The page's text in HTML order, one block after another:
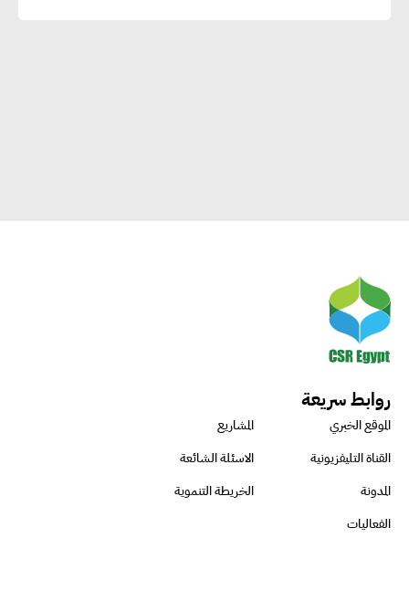
روابط سريعة
الموقع الخبري
المشاريع
القناة التليفزيونية
الاسئلة الشائعة
المدونة
الخريطة التنموية
الفعاليات